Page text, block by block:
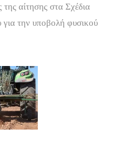
της αίτησης στα Σχέδια
την υποβολή φυσικού